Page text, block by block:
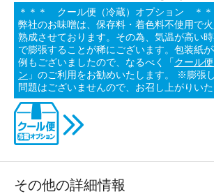
＊＊＊ クール便（冷蔵）オプション ＊＊
弊社のお味噌は、保存料・着色料不使用で
熟成させております。その為、気温が高い
で膨張することが稀にございます。包装紙
例もございましたので、なるべく「クール
ン 」のご利用をお勧めいたします。 ※膨張
問題はございませんので、お召し上がりいた
その他の詳細情報